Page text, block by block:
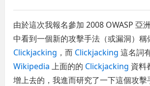
由於這次我報名參加 2008 OWASP 亞
中看到一個新的攻擊手法（或漏洞）稱
Clickjacking ，而 Clickjacking 這名詞
Wikipedia 上面的的 Clickjacking 資料
增上去的，我進而研究了一下這個攻擊